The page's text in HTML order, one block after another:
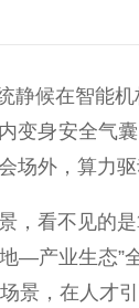
候在智能机
变身安全气
场外，算力
看不见的是
产业生态”全
景，在人才